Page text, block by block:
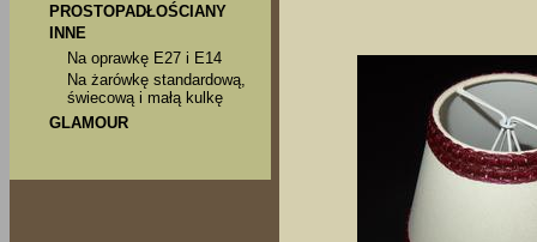
PROSTOPADŁOŚCIANY
INNE
Na oprawkę E27 i E14
Na żarówkę standardową,
świecową i małą kulkę
GLAMOUR